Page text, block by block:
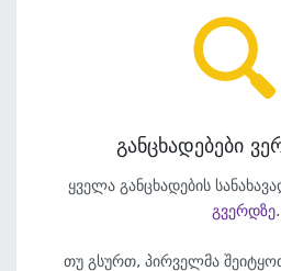
განცხადებები
ყველა განცხადების
გვერდზე.
თუ გსურთ, პირველმა